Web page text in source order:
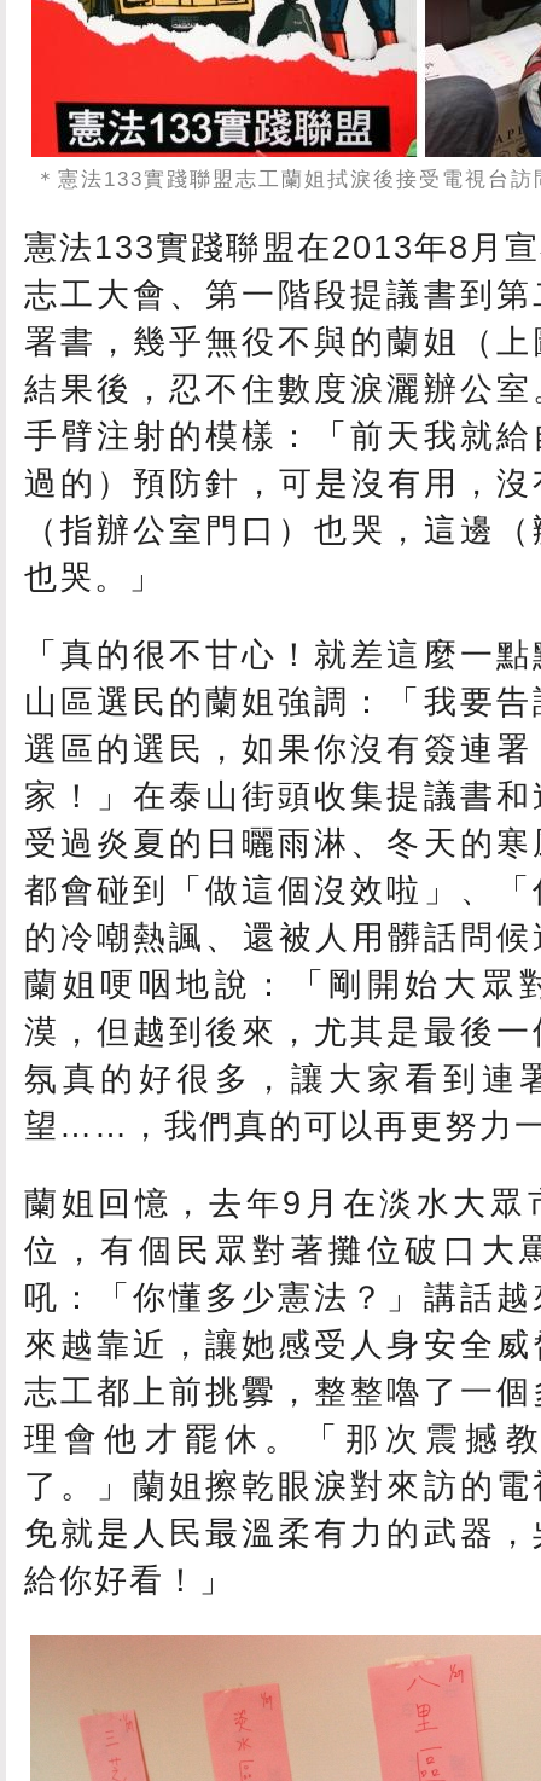
＊ 憲法133實踐聯盟志工蘭姐拭淚後接受電視台
憲法133實踐聯盟在2013年8月
志工大會、第一階段提議書到
署書，幾乎無役不與的蘭姐（
結果後，忍不住數度淚灑辦公
手臂注射的模樣：「前天我就
過的）預防針，可是沒有用，
（指辦公室門口）也哭，這邊
也哭。」
「真的很不甘心！就差這麼一
山區選民的蘭姐強調：「我要
選區的選民，如果你沒有簽連
家！」在泰山街頭收集提議書
受過炎夏的日曬雨淋、冬天的
都會碰到「做這個沒效啦」、
的冷嘲熱諷、還被人用髒話問
蘭姐哽咽地說：「剛開始大眾
漠，但越到後來，尤其是最後
氛真的好很多，讓大家看到連
望……，我們真的可以再更努力
蘭姐回憶，去年9月在淡水大眾
位，有個民眾對著攤位破口大
吼：「你懂多少憲法？」講話
來越靠近，讓她感受人身安全
志工都上前挑釁，整整嚕了一
理會他才罷休。「那次震撼
了。」蘭姐擦乾眼淚對來訪的
免就是人民最溫柔有力的武器
給你好看！」